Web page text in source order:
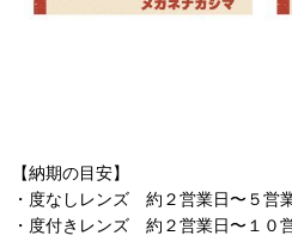
【納期の目安】
・度なしレンズ 約２営業日〜５営
・度付きレンズ 約２営業日〜１０